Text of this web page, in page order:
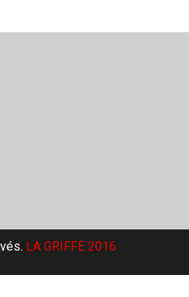
LA GRIFFE 2016​